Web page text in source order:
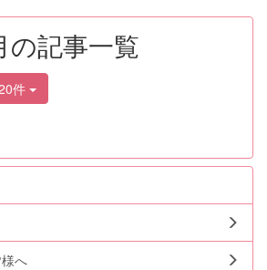
の記事一覧
件
へ